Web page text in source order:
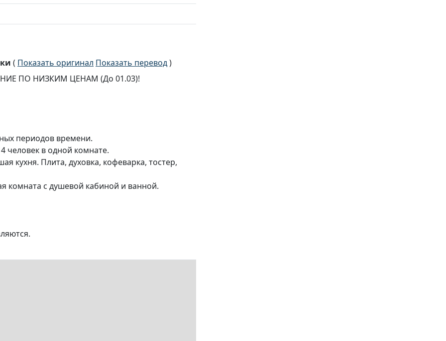
( Показать оригинал Показать перевод)
ПО НИЗКИМ ЦЕНАМ (До 01.03)!
периодов времени.
в одной комнате.
кухня. Плита, духовка, кофеварка, тостер,
комната с душевой кабиной и ванной.